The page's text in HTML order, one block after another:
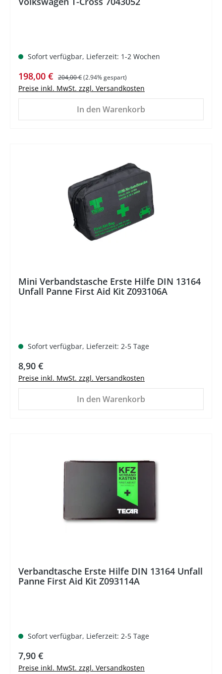
Sofort verfügbar, Lieferzeit: 1-2 Wochen
Verkaufspreis:
198,00 € Regulärer Preis:
204,00 €(2.94% gespart)
Preise inkl. MwSt. zzgl. Versandkosten
In den Warenkorb
Mini Verbandstasche Erste Hilfe DIN 13164
Unfall Panne First Aid Kit Z093106A
Sofort verfügbar, Lieferzeit: 2-5 Tage
Regulärer Preis:
8,90 €
Preise inkl. MwSt. zzgl. Versandkosten
In den Warenkorb
Verbandtasche Erste Hilfe DIN 13164 Unfall
Panne First Aid Kit Z093114A
Sofort verfügbar, Lieferzeit: 2-5 Tage
Regulärer Preis:
7,90 €
Preise inkl. MwSt. zzgl. Versandkosten